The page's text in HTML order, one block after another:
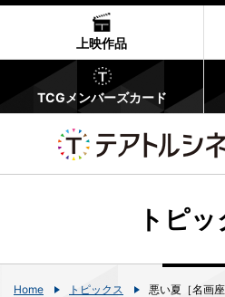
上映作品
TCGメンバーズカード
トピ
Home トピックス 悪い夏［名画座